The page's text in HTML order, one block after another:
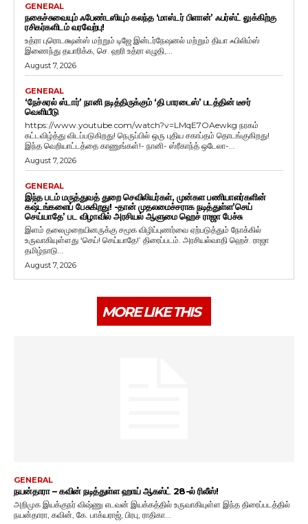
GENERAL
நகைச்சுவையும் ஃபேண்டஸியும் கலந்த ‘மாஸ்டர் பிளான்’ ஃபர்ஸ்ட் லுக்கிற்கு
ரசிகர்களிடம் வரவேற்பு!
உத்ரா புரொடக்ஷன்ஸ் மற்றும் டிஜே இன்டர்நேஷனல் மற்றும் தியா ஃபிலிம்ஸ்
இணைந்து தயாரிக்க, செ. ஹரி உத்ரா எழுதி,...
August 7, 2026
GENERAL
‘நேச்சுரல் ஸ்டார்’ நானி நடித்திருக்கும் ‘தி பாரடைஸ்’ படத்தின் டீசர்
வெளியீடு
https://www.youtube.com/watch?v=LMqE7OAewkg நரகம்
கட்டவிழ்த்து விடப்படுகிறது! நெருப்பில் ஒரு புதிய சகாப்தம் தொடங்குகிறது!
இந்த வெறியாட்டத்தை காணுங்கள்!- நானி- ஸ்ரீகாந்த் ஒடேலா-...
August 7, 2026
GENERAL
இந்த படம் மருத்துவத் துறை செவிலியர்கள், முன்கள பணியாளர்களின்
கஷ்டங்களைப் பேசுகிறது! -தான் முதலமைச்சராக நடித்துள்ள’செய்
செய்யாதே’ பட விழாவில் அரசியல் ஆளுமை ஹெச் ராஜா பேச்சு
இளம் தலைமுறையினருக்கு சமூக விழிப்புணர்வை ஏற்படுத்தும் நோக்கில்
உருவாகியுள்ளது ‘செய்! செய்யாதே!’ திரைப்படம். அரசியல்வாதி ஹெச். ராஜா
தமிழ்நாடு...
August 7, 2026
MORE LIKE THIS
GENERAL
நயன்தாரா – கவின் நடித்துள்ள ஹாய் ஆகஸ்ட் 28-ல் ரிலீஸ்!
அறிமுக இயக்குநர் விஷ்ணு எடவன் இயக்கத்தில் உருவாகியுள்ள இந்த திரைப்படத்தில்
நயன்தாரா, கவின், கே. பாக்யராஜ், பிரபு, ராதிகா...